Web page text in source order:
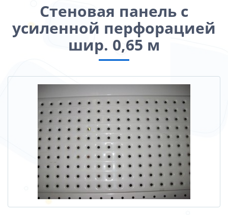
Стеновая панель с
усиленной перфорацией
шир. 0,65 м